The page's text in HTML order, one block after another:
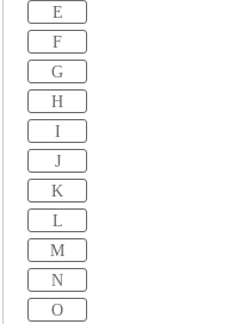
E
F
G
H
I
J
K
L
M
N
O